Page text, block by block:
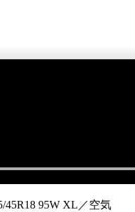
95W XL／空気